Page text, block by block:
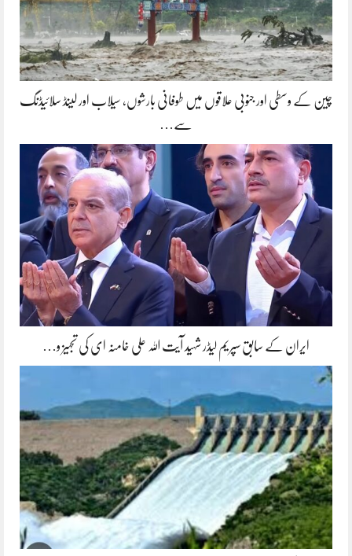
چین کے وسطی اور جنوبی علاقوں میں طوفانی بارشوں، سیلاب اور لینڈ سلائیڈنگ
سے…
ایران کے سابق سپریم لیڈر شہید آیت اللہ علی خامنہ ای کی تجہیز و…